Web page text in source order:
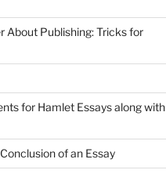
About Publishing: Tricks for
for Hamlet Essays along with
of an Essay